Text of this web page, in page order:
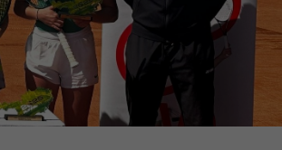
Ihrer vorgenommen Einstellungen, falls der
Webseiten-Betreiber dies eingestellt hat.